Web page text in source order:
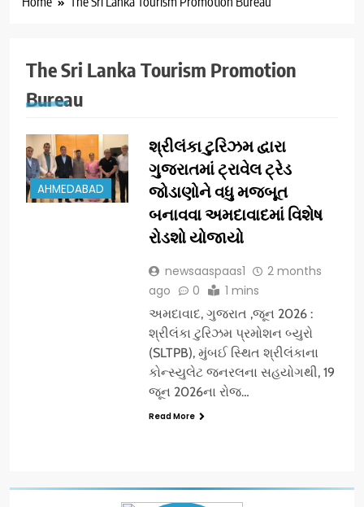
The Sri Lanka Tourism Promotion
Bureau
AHMEDABAD
શ્રીલંકા ટુરિઝમ દ્વારા
ગુજરાતમાં ટ્રાવેલ ટ્રેડ
જોડાણોને વધુ મજબૂત
બનાવવા અમદાવાદમાં વિશેષ
રોડશો યોજાયો
newsaaspaas1
2 months
ago
0 1 mins
અમદાવાદ, ગુજરાત ,જૂન 2026 :
શ્રીલંકા ટુરિઝમ પ્રમોશન બ્યુરો
(SLTPB), મુંબઈ સ્થિત શ્રીલંકાના
કોન્સ્યુલેટ જનરલના સહયોગથી, 19
જૂન 2026ના રોજ…
Read More